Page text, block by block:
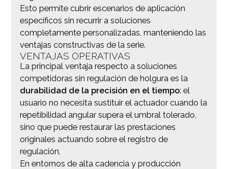
Esto permite cubrir escenarios de aplicación
específicos sin recurrir a soluciones
completamente personalizadas, manteniendo las
ventajas constructivas de la serie.
VENTAJAS OPERATIVAS
La principal ventaja respecto a soluciones
competidoras sin regulación de holgura es la
durabilidad de la precisión en el tiempo: el
usuario no necesita sustituir el actuador cuando la
repetibilidad angular supera el umbral tolerado,
sino que puede restaurar las prestaciones
originales actuando sobre el registro de
regulación.
En entornos de alta cadencia y producción